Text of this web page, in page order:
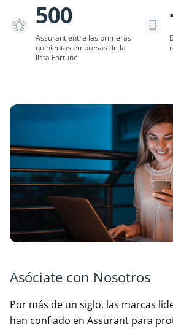
500
Assurant entre las primeras
quinientas empresas de la
lista Fortune
Asóciate con Nosotros
Por más de un siglo, las marcas
han confiado en Assurant para